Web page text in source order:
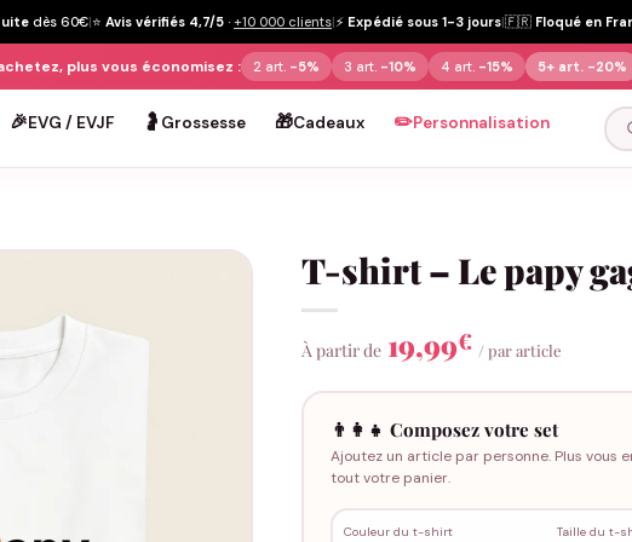
dès 60€|⭐ Avis vérifiés 4,7/5 · +10 000 clients|⚡ Expédié sous 1-3 jours|🇫🇷 Floqué en
plus vous économisez : 2 art. -5% 3 art. -10% 4 art. -15% 5+ art. -20%
🎉EVG / EVJF 🤰 Grossesse 🎁Cadeaux ✏️Personnalisation
T-shirt – Le papy
À partir de 19,99€ / par article
👨‍👩‍👧 Composez votre set
Ajoutez un article par personne. Plus vous
tout votre panier.
Couleur du t-shirt Taille du t-